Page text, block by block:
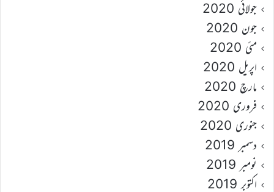
جولائی 2020
جون 2020
مئی 2020
اپریل 2020
مارچ 2020
فروری 2020
جنوری 2020
دسمبر 2019
نومبر 2019
اکتوبر 2019